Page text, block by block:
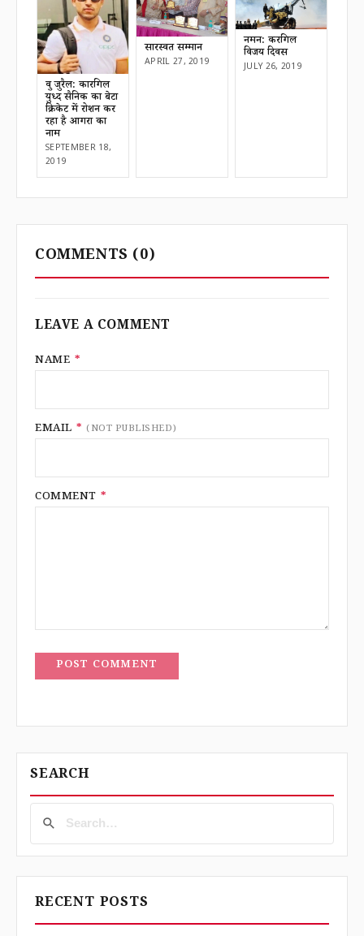
ध्रुव जुरैल: कारगिल
युध्द सैनिक का बेटा
क्रिकेट में रोशन कर
रहा है आगरा का
नाम
SEPTEMBER 18,
2019
सारस्वत सम्मान
APRIL 27, 2019
नमन: करगिल
विजय दिवस
JULY 26, 2019
COMMENTS (0)
LEAVE A COMMENT
NAME *
EMAIL * (NOT PUBLISHED)
COMMENT *
POST COMMENT
SEARCH
RECENT POSTS